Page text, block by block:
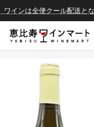
プ
ワインは全便クール配送と